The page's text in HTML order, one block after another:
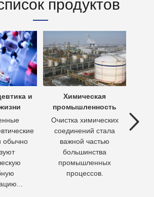
продуктов
и
обычно
Химическая
промышленность
Очистка химических
соединений стала
важной частью
большинства
промышленных
процессов.